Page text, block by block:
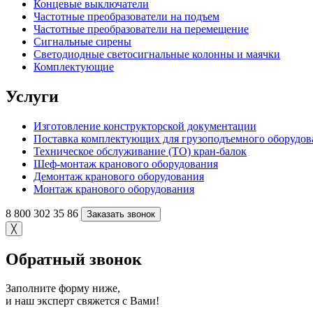
Концевые выключатели
Частотные преобразователи на подъем
Частотные преобразователи на перемещение
Сигнальные сирены
Светодиодные светосигнальные колонны и маячки
Комплектующие
Услуги
Изготовление конструкторской документации
Поставка комплектующих для грузоподъемного
Техническое обслуживание (ТО) кран-балок
Шеф-монтаж кранового оборудования
Демонтаж кранового оборудования
Монтаж кранового оборудования
8 800 302 35 86
Заказать звонок
╳
Обратный звонок
Заполните форму ниже,
и наш эксперт свяжется с Вами!